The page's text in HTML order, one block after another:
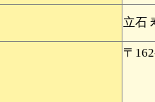
立石
〒